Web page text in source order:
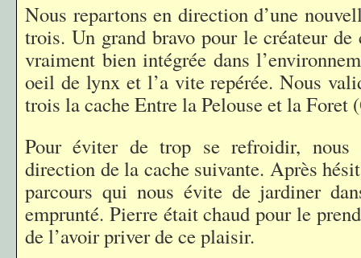
Nous repartons en direction d’une
trois. Un grand bravo pour le créateur de
vraiment bien intégrée dans
oeil de lynx et l’a vite repérée. Nous
trois la cache Entre la Pelouse et la Foret (
Pour éviter de trop se refroidir, nous
direction de la cache suivante. Après
parcours qui nous évite de jardiner
emprunté. Pierre était chaud pour le
de l’avoir priver de ce plaisir.